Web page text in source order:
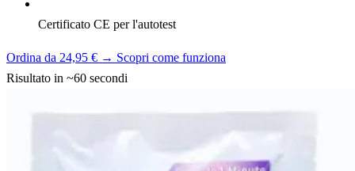
Certificato CE per l'autotest
Ordina da 24,95 € → Scopri come funziona
Risultato in ~60 secondi